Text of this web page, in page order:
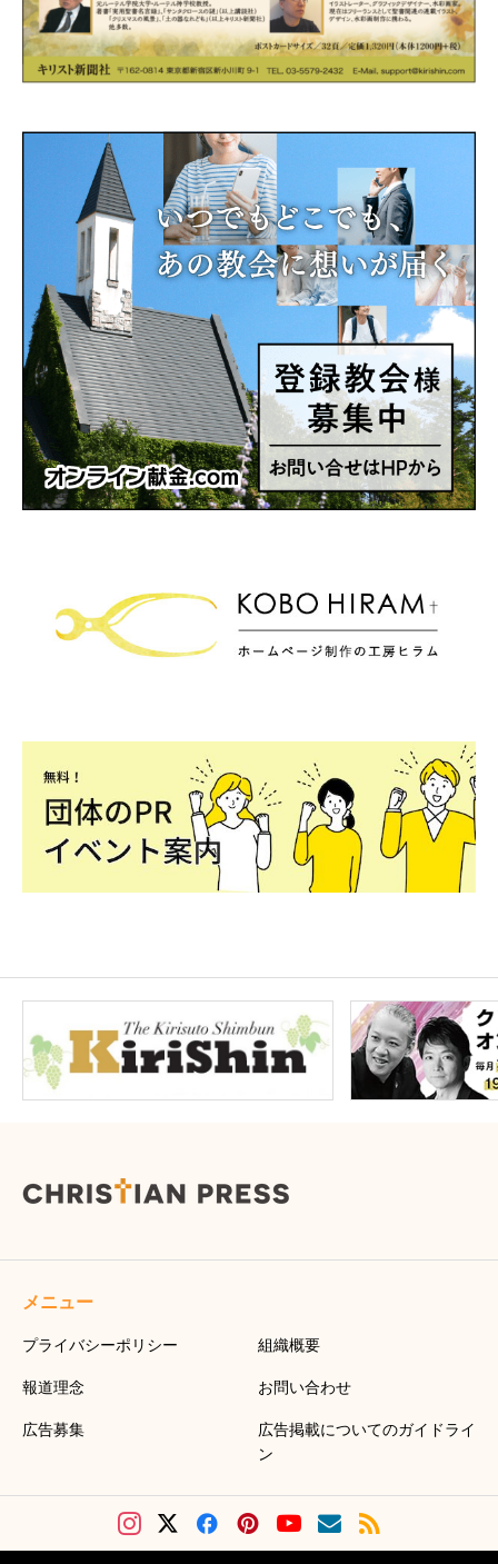
メニュー
プライバシーポリシー 組織概要
報道理念 お問い合わせ
広告募集
広告掲載についてのガイドライ
ン